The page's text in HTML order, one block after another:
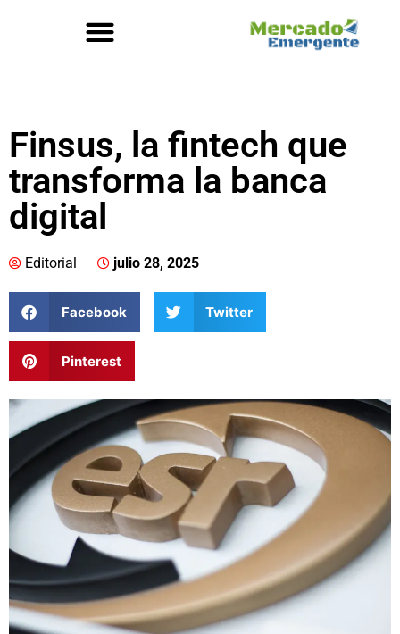
Finsus, la fintech que
transforma la banca
digital
Editorial julio 28, 2025
Facebook Twitter
Pinterest